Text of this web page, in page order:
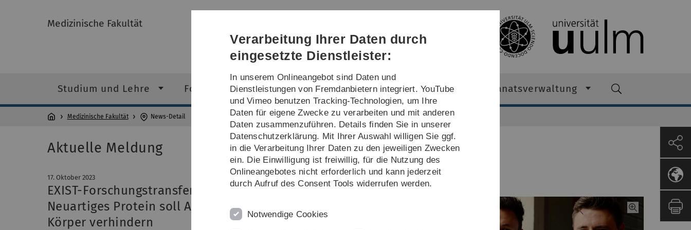
Direkt
Direkt
Direkt
(Sprache,
Drucken,
Social
Direkt
Direkt
Medizinische Fakultät
Studium und Lehre Forschung Akademische Laufbahn und Karriere Dekanatsverwaltung
Medizinische Fakultät News-Detail
Aktuelle Meldung
17. Oktober 2023
EXIST-Forschungstransfer für Immunologie-Startup
Neuartiges Protein soll Angriffe des Immunsystems auf eigenen
Körper verhindern
Verarbeitung Ihrer Daten durch
eingesetzte Dienstleister:
In unserem Onlineangebot sind Daten und
Dienstleistungen von Fremdanbietern integriert. YouTube
und Vimeo benutzen Tracking-Technologien, um Ihre
Daten für eigene Zwecke zu verarbeiten und mit anderen
Daten zusammenzuführen. Details finden Sie in unserer
Datenschutzerklärung. Mit Ihrer Auswahl willigen Sie ggf.
in die Verarbeitung Ihrer Daten zu den jeweiligen Zwecken
ein. Die Einwilligung ist freiwillig, für die Nutzung des
Onlineangebotes nicht erforderlich und kann jederzeit
durch Aufruf des Consent Tools widerrufen werden.
Notwendige Cookies